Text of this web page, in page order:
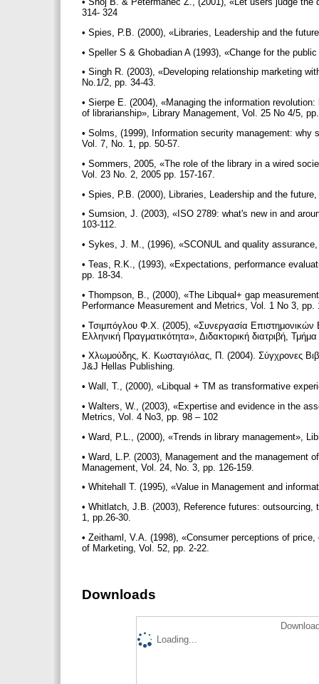
314- 324
• Spies, P.B. (2000), «Libraries, Leadership and the
• Speller S & Ghobadian A (1993), «Change for the
• Singh R. (2003), «Developing relationship marketing
No.1/2, pp. 34-43.
• Sierpe E. (2004), «Managing the information
of librarianship», Library Management, Vol. 25 No 4/5,
• Solms, (1999), Information security management: why
Vol. 7, No. 1, pp. 50-57.
• Sommers, 2005, «The role of the library in a wired
Vol. 23 No. 2, 2005 pp. 157-167.
• Spies, P.B. (2000), Libraries, Leadership and the
• Sumsion, J. (2003), «ISO 2789: what's new in and
103-112.
• Sykes, J. M., (1996), «SCONUL and quality
• Teas, R.K., (1993), «Expectations, performance
pp. 18-34.
• Thompson, B., (2000), «The Libqual+ gap
Performance Measurement and Metrics, Vol. 1 No 3,
• Τσιμπόγλου Φ.Χ. (2005), «Συνεργασία Επιστημονικών
Ελληνική Πραγματικότητα», Διδακτορική διατριβή,
• Χλωμούδης, Κ. Κωσταγιόλας, Π. (2004). Σύγχρονες
J&J Hellas Publishing.
• Wall, T., (2000), «Libqual + TM as transformative
• Walters, W., (2003), «Expertise and evidence in the
Metrics, Vol. 4 No3, pp. 98 – 102
• Ward, P.L., (2000), «Trends in library management»,
• Ward, L.P. (2003), Management and the management
Management, Vol. 24, No. 3, pp. 126-159.
• Whitehall T. (1995), «Value in Management and
• Whitlatch, J.B. (2003), Reference futures:
1, pp.26-30.
• Zeithaml, V.A. (1998), «Consumer perceptions of
of Marketing, Vol. 52, pp. 2-22.
Downloads
Loading...